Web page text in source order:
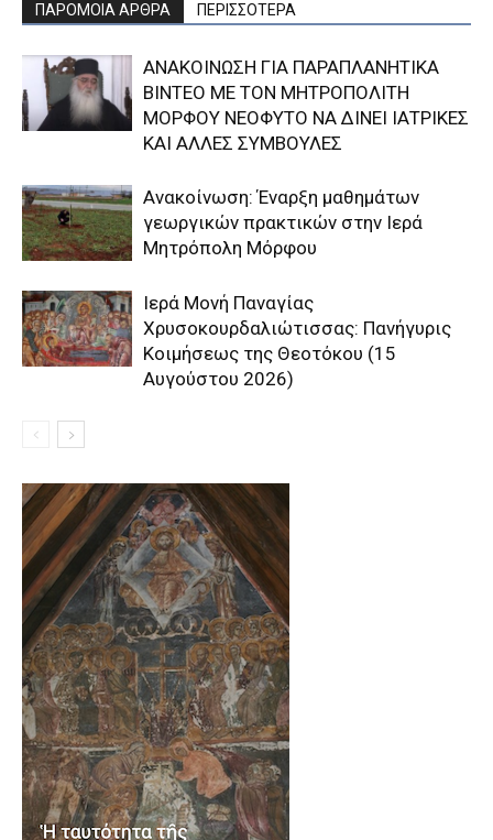
ΠΑΡΟΜΟΙΑ ΑΡΘΡΑ ΠΕΡΙΣΣΟΤΕΡΑ
ΑΝΑΚΟΙΝΩΣΗ ΓΙΑ ΠΑΡΑΠΛΑΝΗΤΙΚΑ
ΒΙΝΤΕΟ ΜΕ ΤΟΝ ΜΗΤΡΟΠΟΛΙΤΗ
ΜΟΡΦΟΥ ΝΕΟΦΥΤΟ ΝΑ ΔΙΝΕΙ ΙΑΤΡΙΚΕΣ
ΚΑΙ ΑΛΛΕΣ ΣΥΜΒΟΥΛΕΣ
Ανακοίνωση: Έναρξη μαθημάτων
γεωργικών πρακτικών στην Ιερά
Μητρόπολη Μόρφου
Ιερά Μονή Παναγίας
Χρυσοκουρδαλιώτισσας: Πανήγυρις
Κοιμήσεως της Θεοτόκου (15
Αυγούστου 2026)